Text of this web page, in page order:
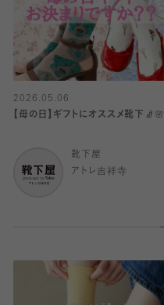
2026.05.06
【母の日】ギフトにオススメ靴下🧦🌸
靴下屋
アトレ吉祥寺